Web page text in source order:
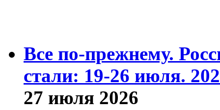
Все по-прежнему.
стали: 19-26 июля.
27 июля 2026